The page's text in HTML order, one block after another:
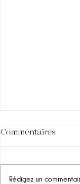
Commentaires
Rédigez un